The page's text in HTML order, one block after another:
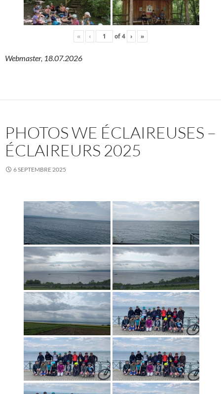
« ‹ of4 › »
Webmaster, 18.07.2026
PHOTOS WE ÉCLAIREUSES –
ÉCLAIREURS 2025
6 SEPTEMBRE 2025